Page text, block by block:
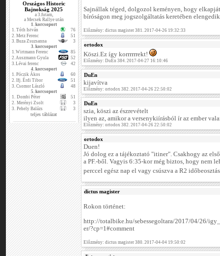
Országos Historic
Bajnokság 2025
a 3.futam,
a Mecsek Rallye után
1. korcsoport
1. Tóth István
76
2. Metz Ferenc
51
3. Buza Zsuzsanna
3
3. korcsoport
1.Wirtmann Ferenc
85
2.Auszmann Gyula
52
3.Lévai ferenc
42
4. korcsoport
1. Póczik Ákos
60
2. Ifj. Érdi Tibor
51
3. Csomor László
48
5. korcsoport
1. Dombi Péter
51
2. Merényi Zsolt
3
3. Pehely Balázs 3
teljes táblázat
Sajnállak téged, dolgozol keményen, hogy
bíróságon meg jogszolgáltatás keretében
Előzmény: dictus magister 381. 2017-04-26 19:32:33
ortodox
Köszi.Ez így korrrrrrekt!
Előzmény: DuEn 384. 2017-04-27 16:10:46
DuEn
kijavítva
Előzmény: ortodox 382. 2017-04-26 22:50:02
DuEn
szia, köszi az észrevételt
ilyen az, amikor a versenykiírásból ír az ember
Előzmény: ortodox 382. 2017-04-26 22:50:02
ortodox
Duen!
Jó dolog ez a tájékoztató "itiner". Csakhogy az
a PF.-ből. Vagyis 6:35-kor még biztos, hogy nem
perccel egész nap el vagy csúszva a R2
dictus magister
Rokon történet:
http://totalbike.hu/sebessegoltara/2017/04/26/
er/?cp=1#comment
Előzmény: dictus magister 380. 2017-04-04 19:50:02